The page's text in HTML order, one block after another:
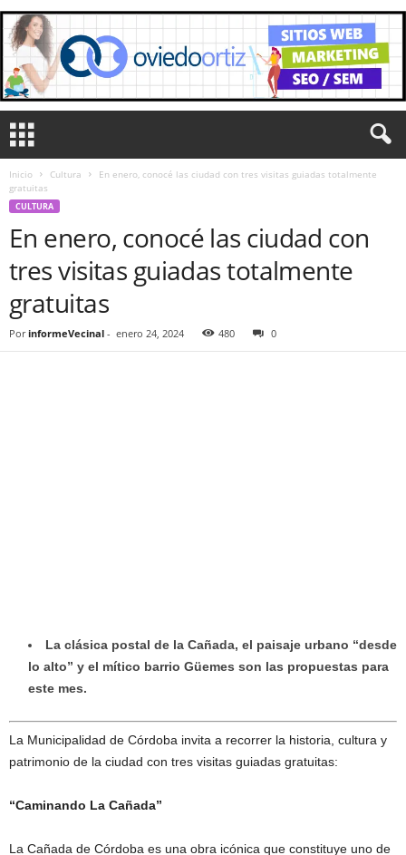
Inicio Cultura
En enero, conocé las ciudad con tres visitas guiadas totalmente
gratuitas
CULTURA
En enero, conocé las ciudad con
tres visitas guiadas totalmente
gratuitas
Por informeVecinal - enero 24, 2024 480 0
La clásica postal de la Cañada, el paisaje urbano “desde
lo alto” y el mítico barrio Güemes son las propuestas para
este mes.
La Municipalidad de Córdoba invita a recorrer la historia, cultura y
patrimonio de la ciudad con tres visitas guiadas gratuitas:
“Caminando La Cañada”
La Cañada de Córdoba es una obra icónica que constituye uno de